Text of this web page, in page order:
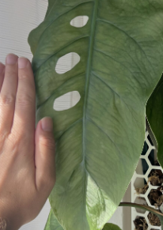
Příjmení *
si a souhlasím sVeřejnými